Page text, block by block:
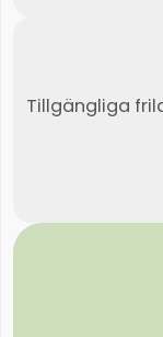
Tillgängliga